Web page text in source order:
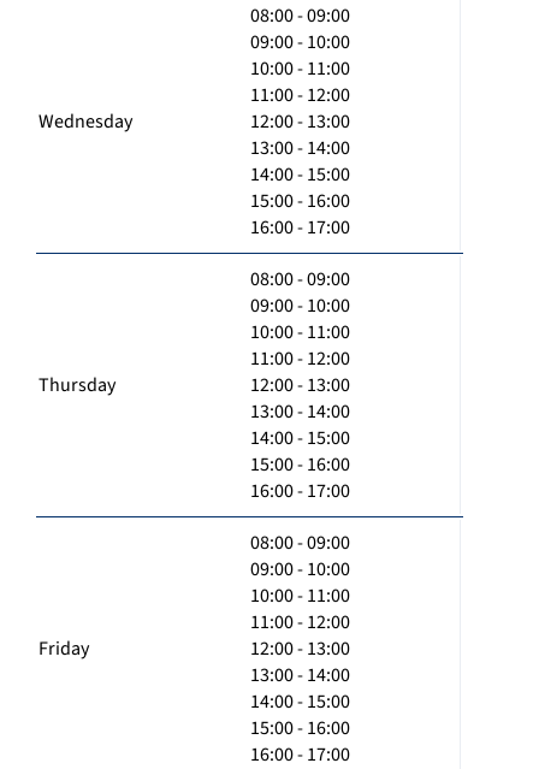
Wednesday
08:00 - 09:00
09:00 - 10:00
10:00 - 11:00
11:00 - 12:00
12:00 - 13:00
13:00 - 14:00
14:00 - 15:00
15:00 - 16:00
16:00 - 17:00
Thursday
08:00 - 09:00
09:00 - 10:00
10:00 - 11:00
11:00 - 12:00
12:00 - 13:00
13:00 - 14:00
14:00 - 15:00
15:00 - 16:00
16:00 - 17:00
Friday
08:00 - 09:00
09:00 - 10:00
10:00 - 11:00
11:00 - 12:00
12:00 - 13:00
13:00 - 14:00
14:00 - 15:00
15:00 - 16:00
16:00 - 17:00